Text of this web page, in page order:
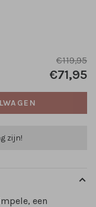
€119,95
€71,95
zijn!
een